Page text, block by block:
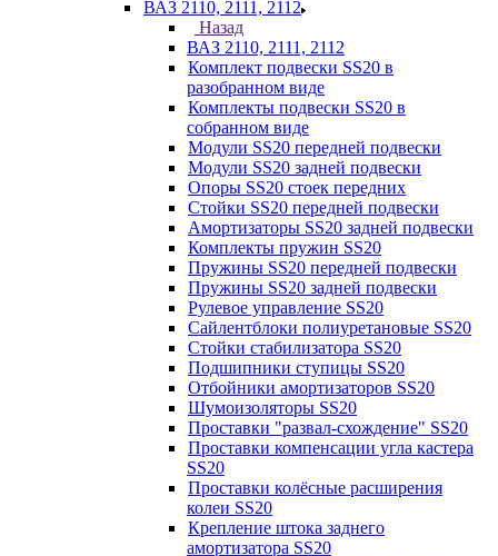
ВАЗ 2110, 2111, 2112
Назад
ВАЗ 2110, 2111, 2112
Комплект подвески SS20 в
разобранном виде
Комплекты подвески SS20 в
собранном виде
Модули SS20 передней подвески
Модули SS20 задней подвески
Опоры SS20 стоек передних
Стойки SS20 передней подвески
Амортизаторы SS20 задней подвески
Комплекты пружин SS20
Пружины SS20 передней подвески
Пружины SS20 задней подвески
Рулевое управление SS20
Сайлентблоки полиуретановые SS20
Стойки стабилизатора SS20
Подшипники ступицы SS20
Отбойники амортизаторов SS20
Шумоизоляторы SS20
Проставки "развал-схождение" SS20
Проставки компенсации угла кастера
SS20
Проставки колёсные расширения
колеи SS20
Крепление штока заднего
амортизатора SS20